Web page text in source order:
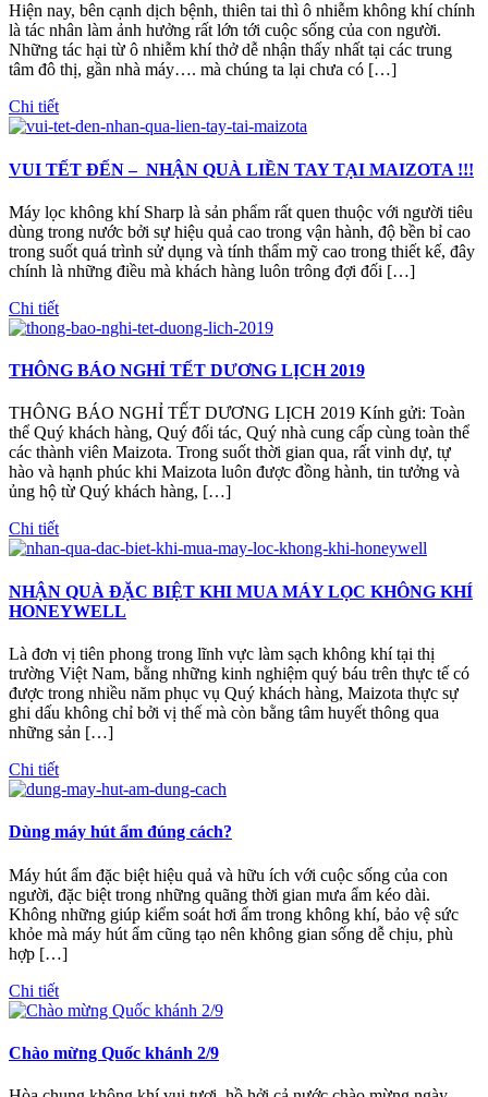
Hiện nay, bên cạnh dịch bệnh, thiên tai thì ô nhiễm không khí chính
là tác nhân làm ảnh hưởng rất lớn tới cuộc sống của con người.
Những tác hại từ ô nhiễm khí thở dễ nhận thấy nhất tại các trung
tâm đô thị, gần nhà máy…. mà chúng ta lại chưa có […]
Chi tiết
VUI TẾT ĐẾN – NHẬN QUÀ LIỀN TAY TẠI MAIZOTA !!!
Máy lọc không khí Sharp là sản phẩm rất quen thuộc với người tiêu
dùng trong nước bởi sự hiệu quả cao trong vận hành, độ bền bỉ cao
trong suốt quá trình sử dụng và tính thẩm mỹ cao trong thiết kế, đây
chính là những điều mà khách hàng luôn trông đợi đối […]
Chi tiết
THÔNG BÁO NGHỈ TẾT DƯƠNG LỊCH 2019
THÔNG BÁO NGHỈ TẾT DƯƠNG LỊCH 2019 Kính gửi: Toàn
thể Quý khách hàng, Quý đối tác, Quý nhà cung cấp cùng toàn thể
các thành viên Maizota. Trong suốt thời gian qua, rất vinh dự, tự
hào và hạnh phúc khi Maizota luôn được đồng hành, tin tưởng và
ủng hộ từ Quý khách hàng, […]
Chi tiết
NHẬN QUÀ ĐẶC BIỆT KHI MUA MÁY LỌC KHÔNG KHÍ
HONEYWELL
Là đơn vị tiên phong trong lĩnh vực làm sạch không khí tại thị
trường Việt Nam, bằng những kinh nghiệm quý báu trên thực tế có
được trong nhiều năm phục vụ Quý khách hàng, Maizota thực sự
ghi dấu không chỉ bởi vị thế mà còn bằng tâm huyết thông qua
những sản […]
Chi tiết
Dùng máy hút ẩm đúng cách?
Máy hút ẩm đặc biệt hiệu quả và hữu ích với cuộc sống của con
người, đặc biệt trong những quãng thời gian mưa ẩm kéo dài.
Không những giúp kiểm soát hơi ẩm trong không khí, bảo vệ sức
khỏe mà máy hút ẩm cũng tạo nên không gian sống dễ chịu, phù
hợp […]
Chi tiết
Chào mừng Quốc khánh 2/9